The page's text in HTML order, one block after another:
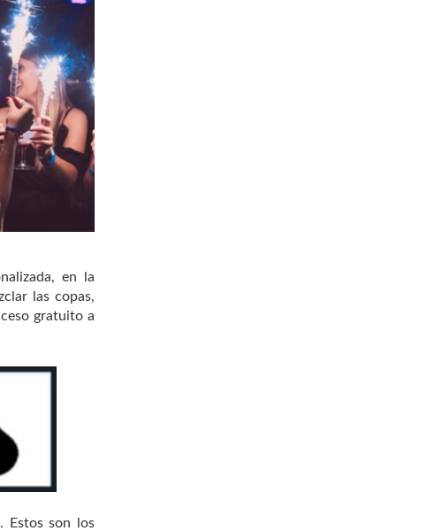
en la
las copas,
gratuito a
Estos son los